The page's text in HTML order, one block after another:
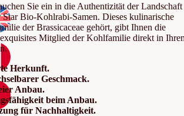
Sie ein in die Authentizität der Landschaft
Star Bio-Kohlrabi-Samen. Dieses kulinarische
der Brassicaceae gehört, gibt Ihnen die
Mitglied der Kohlfamilie direkt in
Herkunft.
Geschmack.
Anbau.
beim Anbau.
für Nachhaltigkeit.